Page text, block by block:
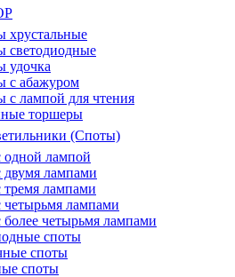
хрустальные
светодиодные
удочка
с абажуром
с лампой для чтения
торшеры
(Споты)
лампой
лампами
лампами
лампами
четырьмя лампами
споты
споты
споты